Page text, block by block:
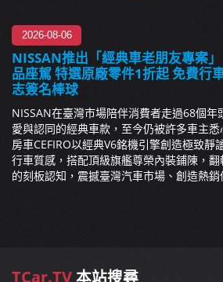
2026-08-06
NISSAN推出「經典車老朋友專案
品座駕 特選原廠零件1折起 免費行
志簽名棒球
NISSAN在臺灣市場陪伴消費者走過68個
愛與認同的經典車款，至今仍被許多車主
房車CEFIRO以經典V6銘機引擎創造極致靜
行車質感，搭配頂級旗艦尊榮內裝鋪陳，
的刻板認知，震撼臺灣汽車市場、創造熱銷
TCar.TV本站搜尋